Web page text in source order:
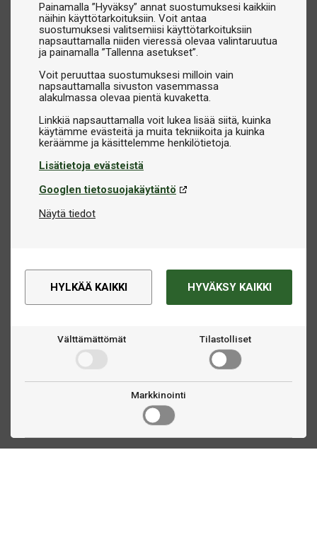
Painamalla ”Hyväksy” annat suostumuksesi kaikkiin
näihin käyttötarkoituksiin. Voit antaa
suostumuksesi valitsemiisi käyttötarkoituksiin
napsauttamalla niiden vieressä olevaa valintaruutua
ja painamalla ”Tallenna asetukset”.
Voit peruuttaa suostumuksesi milloin vain
napsauttamalla sivuston vasemmassa
alakulmassa olevaa pientä kuvaketta.
Linkkiä napsauttamalla voit lukea lisää siitä, kuinka
käytämme evästeitä ja muita tekniikoita ja kuinka
Lisätietoja evästeistä
Googlen tietosuojakäytäntö
Näytä tiedot
HYLKÄÄ KAIKKI HYVÄKSY KAIKKI
Välttämättömät Tilastolliset
Markkinointi